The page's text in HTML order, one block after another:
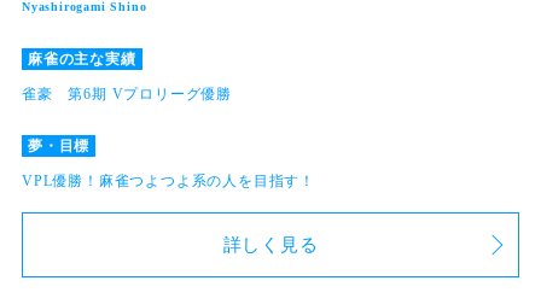
麻雀の主な実績
雀豪 第6期 Vプロリーグ優勝
夢・目標
VPL優勝！麻雀つよつよ系の人を目指す！
詳しく見る